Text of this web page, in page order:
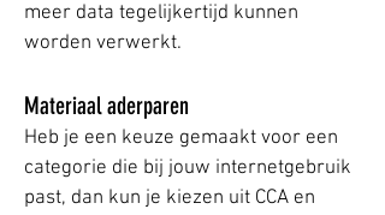
meer data tegelijkertijd kunnen
worden verwerkt.
Materiaal aderparen
Heb je een keuze gemaakt voor een
categorie die bij jouw internetgebruik
past, dan kun je kiezen uit CCA en